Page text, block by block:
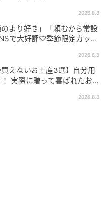
ーモンドミックス」
？
2026.8.8
のより好き」「頼むから常設
で大好評♡季節限定カップ
2026.8.8
買えないお土産3選】自分用
実際に贈って喜ばれたおす
2026.8.8